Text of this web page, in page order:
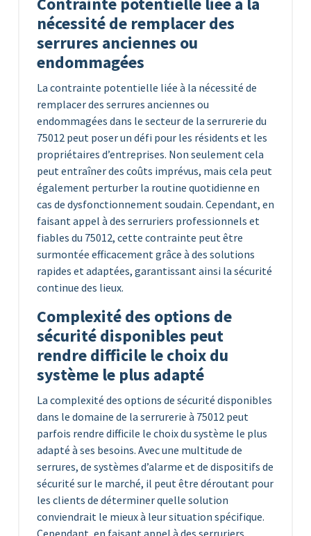
nécessité de remplacer des
serrures anciennes ou
endommagées
La contrainte potentielle liée à la nécessité de
remplacer des serrures anciennes ou
endommagées dans le secteur de la serrurerie du
75012 peut poser un défi pour les résidents et les
propriétaires d’entreprises. Non seulement cela
peut entraîner des coûts imprévus, mais cela peut
également perturber la routine quotidienne en
cas de dysfonctionnement soudain. Cependant, en
faisant appel à des serruriers professionnels et
fiables du 75012, cette contrainte peut être
surmontée efficacement grâce à des solutions
rapides et adaptées, garantissant ainsi la sécurité
continue des lieux.
Complexité des options de
sécurité disponibles peut
rendre difficile le choix du
système le plus adapté
La complexité des options de sécurité disponibles
dans le domaine de la serrurerie à 75012 peut
parfois rendre difficile le choix du système le plus
adapté à ses besoins. Avec une multitude de
serrures, de systèmes d’alarme et de dispositifs de
sécurité sur le marché, il peut être déroutant pour
les clients de déterminer quelle solution
conviendrait le mieux à leur situation spécifique.
Cependant, en faisant appel à des serruriers